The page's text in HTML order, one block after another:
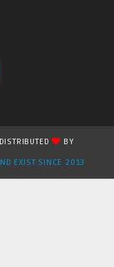
BY
EXIST SINCE 2013